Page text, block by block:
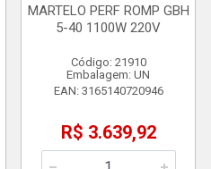
MARTELO PERF ROMP GBH
5-40 1100W 220V
Código: 21910
Embalagem: UN
EAN: 3165140720946
R$ 3.639,92